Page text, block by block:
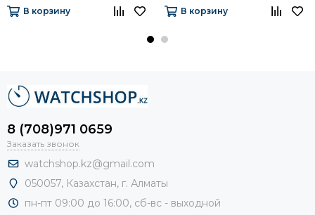
В корзину В корзину
8 (708)971 0659
Заказать звонок
watchshop.kz@gmail.com
050057, Казахстан, г. Алматы
пн-пт 09:00 до 16:00, сб-вс - выходной